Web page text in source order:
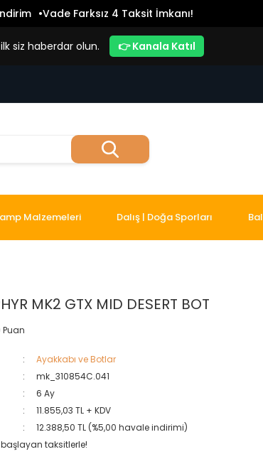
Vade Farksız 4 Taksit İmkanı!
siz haberdar olun. 👉 Kanala Katıl
Malzemeleri Dalış | Doğa Sporları
MK2 GTX MID DESERT BOT
Ayakkabı ve Botlar
mk_310854C.041
6 Ay
11.855,03 TL + KDV
12.388,50 TL (%5,00 havale indirimi)
başlayan taksitlerle!